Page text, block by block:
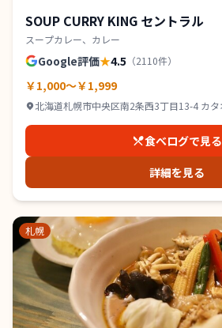
SOUP CURRY KING セントラル
スープカレー、カレー
Google評価★4.5 （2110件）
￥1,000～￥1,999
北海道札幌市中央区南2条西3丁目13-4 カタ
食べログで見る
詳細を見る
札幌